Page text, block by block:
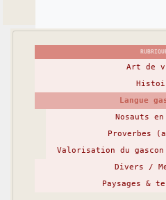
Art de
Langue
Nosauts
Proverbes
Valorisation du
Divers /
Paysages &